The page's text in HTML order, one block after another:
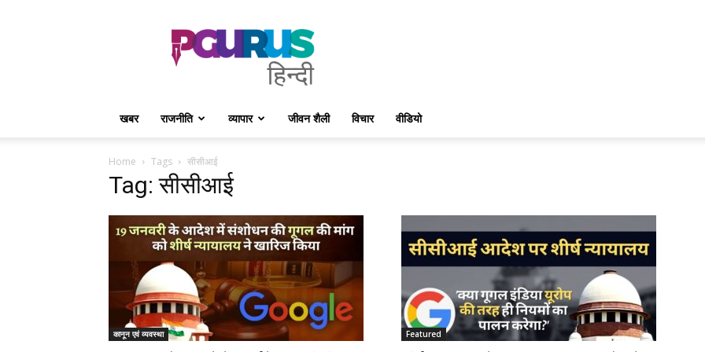
PGurus
Hindi
खबर राजनीति व्यापार जीवन शैली विचार वीडियो
Home Tags सीसीआई
Tag: सीसीआई
कानून एवं व्यवस्था Featured